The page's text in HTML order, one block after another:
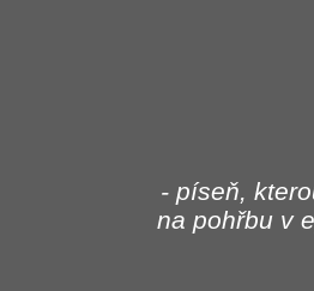
- píseň,
na pohřbu v